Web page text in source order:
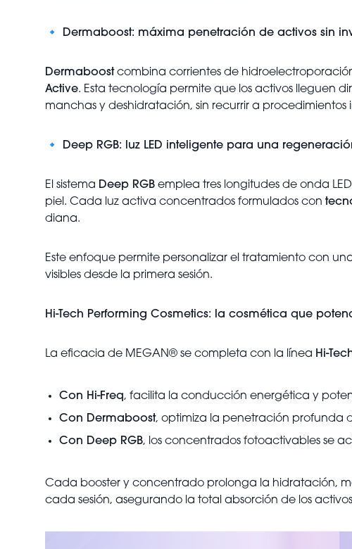
🔹 Dermaboost: máxima penetración de activos sin
Dermaboostcombina corrientes de
Active. Esta tecnología permite que los activos lleguen
manchas y deshidratación, sin recurrir a procedimientos
🔹 Deep RGB: luz LED inteligente para una
El sistema Deep RGB emplea tres longitudes de onda
piel. Cada luz activa concentrados formulados con
diana.
Este enfoque permite personalizar el tratamiento con
visibles desde la primera sesión.
Hi-Tech Performing Cosmetics: la cosmética que
La eficacia de MEGAN® se completa con la línea Hi-
Con Hi-Freq, facilita la conducción energética y
Con Dermaboost, optimiza la penetración profunda
Con Deep RGB, los concentrados fotoactivables se
Cada booster y concentrado prolonga la hidratación,
cada sesión, asegurando la total absorción de los